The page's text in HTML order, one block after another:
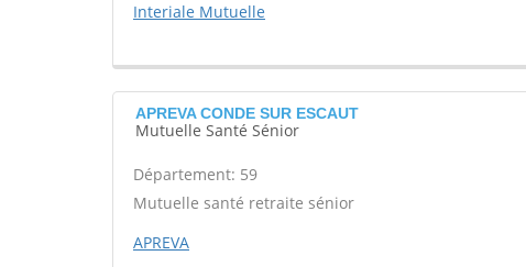
Interiale Mutuelle
APREVA CONDE SUR ESCAUT
Mutuelle Santé Sénior
Département: 59
Mutuelle santé retraite sénior
APREVA